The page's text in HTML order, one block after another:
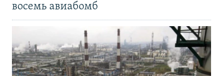
восемь авиабомб